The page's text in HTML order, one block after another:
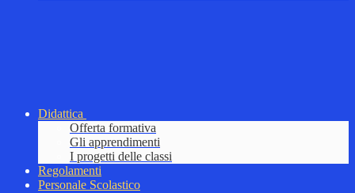
Didattica
Offerta formativa
Gli apprendimenti
I progetti delle classi
Regolamenti
Personale Scolastico